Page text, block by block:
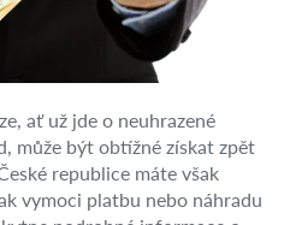
ať už jde o neuhrazené
může být obtížné získat zpět
republice máte však
vymoci platbu nebo náhradu